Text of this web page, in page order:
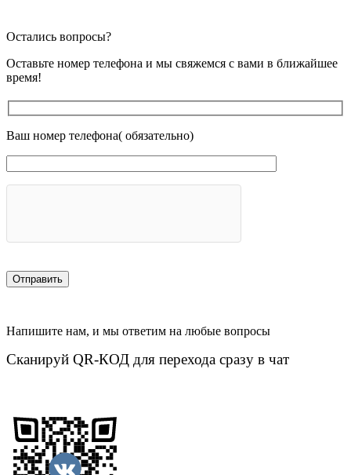
Остались вопросы?
Оставьте номер телефона и мы свяжемся с вами в ближайшее
время!
Ваш номер телефона( обязательно)
Напишите нам, и мы ответим на любые вопросы
Сканируй QR-КОД для перехода сразу в чат